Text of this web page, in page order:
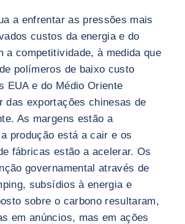
a enfrentar as pressões mais
custos da energia e do
a competitividade, à medida que
polímeros de baixo custo
EUA e do Médio Oriente
das exportações chinesas de
As margens estão a
produção está a cair e os
fábricas estão a acelerar. Os
governamental através de
subsídios à energia e
sobre o carbono resultaram,
em anúncios, mas em ações